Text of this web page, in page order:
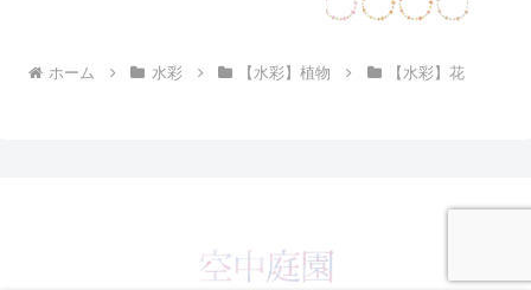
ホーム 水彩 【水彩】植物 【水彩】花